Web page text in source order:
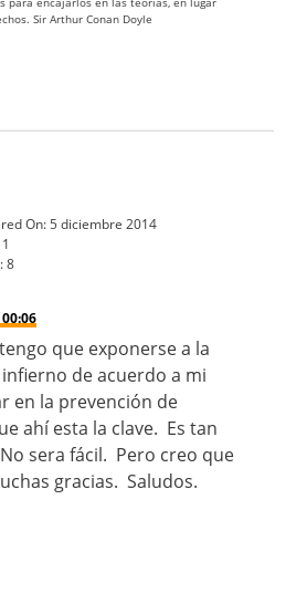
Sir Arthur Conan Doyle
On:5 diciembre 2014
1
8
que exponerse a la
de acuerdo a mi
en la prevención de
ahí esta la clave. Es tan
sera fácil. Pero creo que
gracias. Saludos.